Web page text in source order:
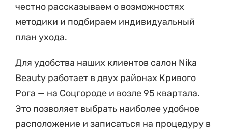
честно рассказываем о возможностях
методики и подбираем индивидуальный
план ухода.
Для удобства наших клиентов салон Nika
Beauty работает в двух районах Кривого
Рога — на Соцгороде и возле 95 квартала.
Это позволяет выбрать наиболее удобное
расположение и записаться на процедуру в